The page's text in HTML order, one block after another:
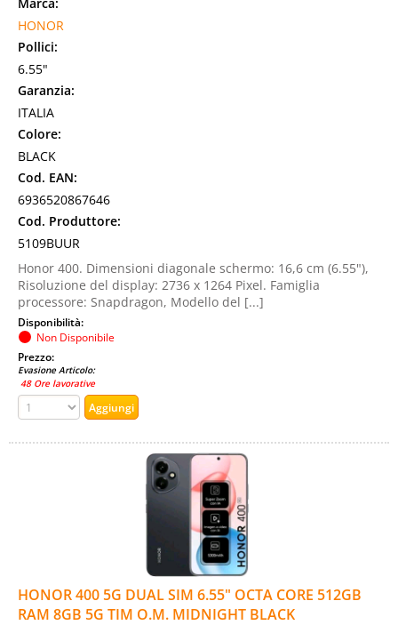
HONOR
Pollici:
6.55"
Garanzia:
ITALIA
Colore:
BLACK
Cod. EAN:
6936520867646
Cod. Produttore:
5109BUUR
Honor 400. Dimensioni diagonale schermo: 16,6 cm (6.55"),
Risoluzione del display: 2736 x 1264 Pixel. Famiglia
processore: Snapdragon, Modello del [...]
Disponibilità:
Non Disponibile
Prezzo:
Evasione Articolo:
48 Ore lavorative
HONOR 400 5G DUAL SIM 6.55" OCTA CORE 512GB
RAM 8GB 5G TIM O.M. MIDNIGHT BLACK